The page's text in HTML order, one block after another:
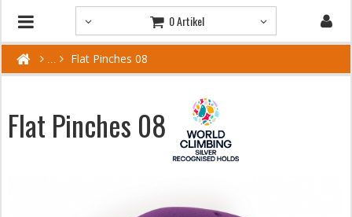
0 Artikel
Flat Pinches 08
Flat Pinches 08